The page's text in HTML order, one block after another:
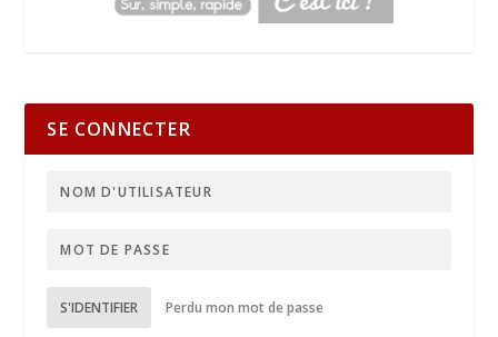
SE CONNECTER
S'IDENTIFIER Perdu mon mot de passe